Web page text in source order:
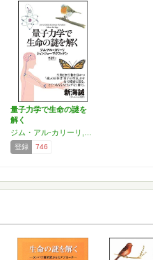
量子力学で生命の謎を
解く
登録 746